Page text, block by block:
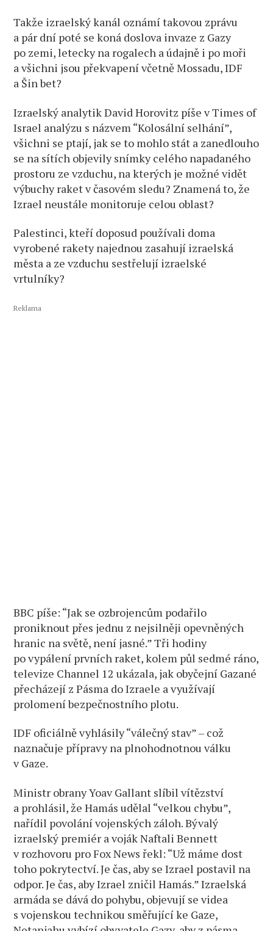
Takže izraelský kanál oznámí takovou zprávu
a pár dní poté se koná doslova invaze z Gazy
po zemi, letecky na rogalech a údajně i po moři
a všichni jsou překvapení včetně Mossadu, IDF
a Šin bet?
Izraelský analytik David Horovitz píše v Times of
Israel analýzu s názvem “Kolosální selhání”,
všichni se ptají, jak se to mohlo stát a zanedlouho
se na sítích objevily snímky celého napadaného
prostoru ze vzduchu, na kterých je možné vidět
výbuchy raket v časovém sledu? Znamená to, že
Izrael neustále monitoruje celou oblast?
Palestinci, kteří doposud používali doma
vyrobené rakety najednou zasahují izraelská
města a ze vzduchu sestřelují izraelské
vrtulníky?
Reklama
BBC píše: “Jak se ozbrojencům podařilo
proniknout přes jednu z nejsilněji opevněných
hranic na světě, není jasné.” Tři hodiny
po vypálení prvních raket, kolem půl sedmé ráno,
televize Channel 12 ukázala, jak obyčejní Gazané
přecházejí z Pásma do Izraele a využívají
prolomení bezpečnostního plotu.
IDF oficiálně vyhlásily “válečný stav” – což
naznačuje přípravy na plnohodnotnou válku
v Gaze.
Ministr obrany Yoav Gallant slíbil vítězství
a prohlásil, že Hamás udělal “velkou chybu”,
nařídil povolání vojenských záloh. Bývalý
izraelský premiér a voják Naftali Bennett
v rozhovoru pro Fox News řekl: “Už máme dost
toho pokrytectví. Je čas, aby se Izrael postavil na
odpor. Je čas, aby Izrael zničil Hamás.” Izraelská
armáda se dává do pohybu, objevují se videa
s vojenskou technikou směřující ke Gaze,